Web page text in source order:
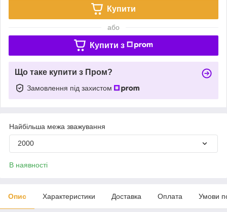
Купити
або
Купити з
Що таке купити з Пром?
Замовлення під захистом
Найбільша межа зважування
2000
В наявності
Опис Характеристики Доставка Оплата Умови